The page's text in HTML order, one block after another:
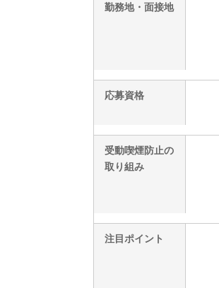
勤務地・面接地
応募資格
受動喫煙防止の
取り組み
注目ポイント